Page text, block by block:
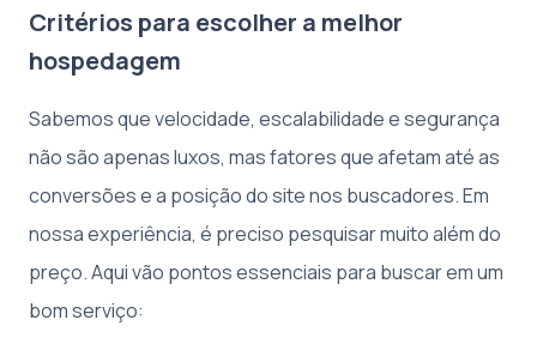
Critérios para escolher a melhor
hospedagem
Sabemos que velocidade, escalabilidade e segurança
não são apenas luxos, mas fatores que afetam até as
conversões e a posição do site nos buscadores. Em
nossa experiência, é preciso pesquisar muito além do
preço. Aqui vão pontos essenciais para buscar em um
bom serviço: